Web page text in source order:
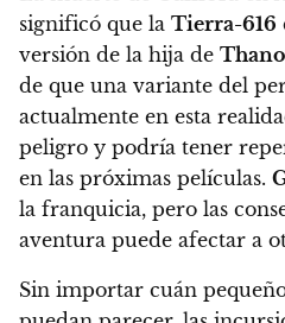
significó que la Tierra-616
versión de la hija de
de que una variante del
actualmente en esta
peligro y podría tener
en las próximas películas.
la franquicia, pero las
aventura puede afectar a
Sin importar cuán